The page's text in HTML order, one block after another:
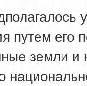
путем его
земли и